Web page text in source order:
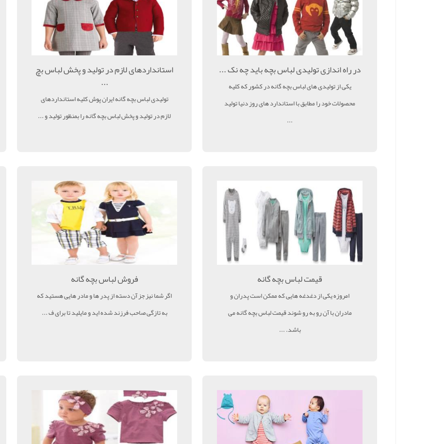
در راه اندازی تولیدی لباس بچه باید چه نک ...
یکی از تولیدی های لباس بچه گانه در کشور که کلیه
محصولات خود را مطابق با استاندارد های روز دنیا تولید
...
استانداردهای لازم در تولید و پخش لباس بچ
...
تولیدی لباس بچه گانه ایران پوش کلیه استانداردهای
لازم در تولید و پخش لباس بچه گانه را بمنظور تولید و ...
قیمت لباس بچه گانه
امروزه یکی از دغدغه هایی که ممکن است پدران و
مادران با آن رو به رو شوند قیمت لباس بچه گانه می
باشد. ...
فروش لباس بچه گانه
اگر شما نیز جز آن دسته از پدر ها و مادر هایی هستید که
به تازگی صاحب فرزند شده اید و مایلید تا برای ف ...